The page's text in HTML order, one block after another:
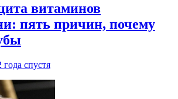
витаминов
пять причин, почему
года спустя